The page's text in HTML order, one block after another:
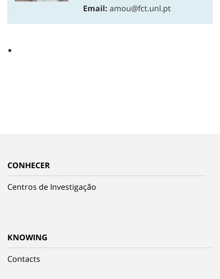
Email: amou@fct.unl.pt
CONHECER
Centros de Investigação
KNOWING
Contacts